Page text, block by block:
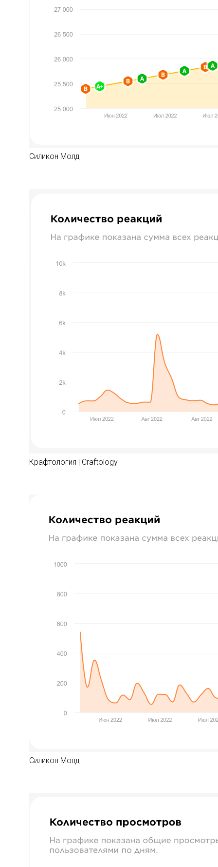
Силикон Молд
Крафтология | Craftology
Силикон Молд